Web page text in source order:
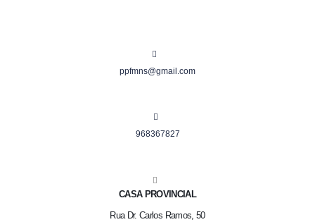
ppfmns@gmail.com
968367827
CASA PROVINCIAL
Rua Dr. Carlos Ramos, 50